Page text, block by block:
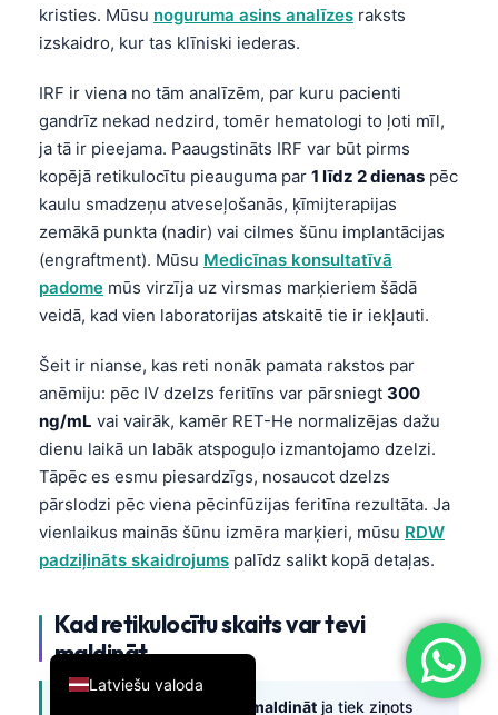
kristies. Mūsu noguruma asins analīzes raksts
izskaidro, kur tas klīniski iederas.
IRF ir viena no tām analīzēm, par kuru pacienti
gandrīz nekad nedzird, tomēr hematologi to ļoti mīl,
ja tā ir pieejama. Paaugstināts IRF var būt pirms
kopējā retikulocītu pieauguma par 1 līdz 2 dienas pēc
kaulu smadzeņu atveseļošanās, ķīmijterapijas
zemākā punkta (nadir) vai cilmes šūnu implantācijas
(engraftment). Mūsu Medicīnas konsultatīvā
padome mūs virzīja uz virsmas marķieriem šādā
veidā, kad vien laboratorijas atskaitē tie ir iekļauti.
Šeit ir nianse, kas reti nonāk pamata rakstos par
anēmiju: pēc IV dzelzs feritīns var pārsniegt 300
ng/mL vai vairāk, kamēr RET-He normalizējas dažu
dienu laikā un labāk atspoguļo izmantojamo dzelzi.
Tāpēc es esmu piesardzīgs, nosaucot dzelzs
pārslodzi pēc viena pēcinfūzijas feritīna rezultāta. Ja
vienlaikus mainās šūnu izmēra marķieri, mūsu RDW
padziļināts skaidrojums palīdz salikt kopā detaļas.
Kad retikulocītu skaits var tevi
maldināt
Retikulocītu rezultāti var maldināt ja tiek ziņots
Latviešu valoda
English
Deutsch
العربية
Français
עִבְרִית
Español
Português
Ελληνικά
Türkçe
Română
简体中文
فارسی
Български
Dansk
Nederlands
Bahasa Indonesia